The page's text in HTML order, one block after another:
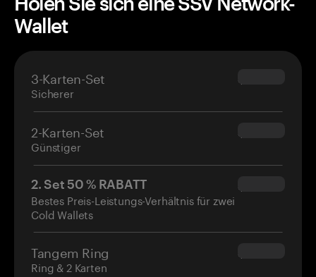
Wallet
3-Karten-Set
Sicherer
$69.90
2-Karten-Set
Günstiger
$54.90
2. Set 50 % RABATT
Bestes Preis-Leistungs-Verhältnis für zwei
Cold Wallets
$34.95
Tangem Ring
Ring & 2 Karten
$160.00